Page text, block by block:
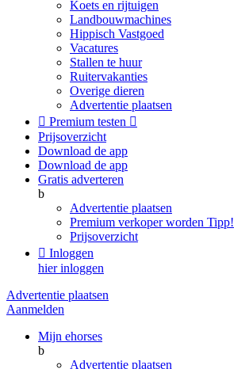
Koets en rijtuigen
Landbouwmachines
Hippisch Vastgoed
Vacatures
Stallen te huur
Ruitervakanties
Overige dieren
Advertentie plaatsen
 Premium testen 
Prijsoverzicht
Download de app
Download de app
Gratis adverteren
b
Advertentie plaatsen
Premium verkoper worden Tipp!
Prijsoverzicht
 Inloggen
hier inloggen
Advertentie plaatsen
Aanmelden
Mijn ehorses
b
Advertentie plaatsen